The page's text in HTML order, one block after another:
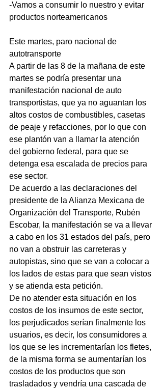
-Vamos a consumir lo nuestro y evitar
productos norteamericanos
Este martes, paro nacional de
autotransporte
A partir de las 8 de la mañana de este
martes se podría presentar una
manifestación nacional de auto
transportistas, que ya no aguantan los
altos costos de combustibles, casetas
de peaje y refacciones, por lo que con
ese plantón van a llamar la atención
del gobierno federal, para que se
detenga esa escalada de precios para
ese sector.
De acuerdo a las declaraciones del
presidente de la Alianza Mexicana de
Organización del Transporte, Rubén
Escobar, la manifestación se va a llevar
a cabo en los 31 estados del país, pero
no van a obstruir las carreteras y
autopistas, sino que se van a colocar a
los lados de estas para que sean vistos
y se atienda esta petición.
De no atender esta situación en los
costos de los insumos de este sector,
los perjudicados serían finalmente los
usuarios, es decir, los consumidores a
los que se les incrementarían los fletes,
de la misma forma se aumentarían los
costos de los productos que son
trasladados y vendría una cascada de